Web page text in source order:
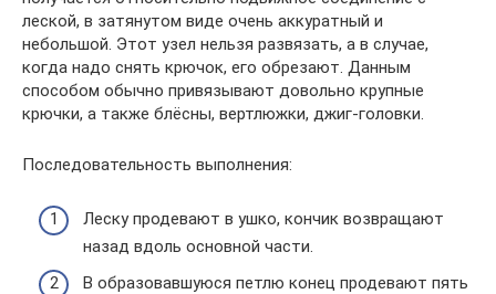
леской, в затянутом виде очень аккуратный и
небольшой. Этот узел нельзя развязать, а в случае,
когда надо снять крючок, его обрезают. Данным
способом обычно привязывают довольно крупные
крючки, а также блёсны, вертлюжки, джиг-головки.
Последовательность выполнения:
Леску продевают в ушко, кончик возвращают
назад вдоль основной части.
В образовавшуюся петлю конец продевают пять